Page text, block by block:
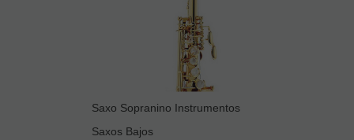
Saxo Sopranino Instrumentos
Saxos Bajos